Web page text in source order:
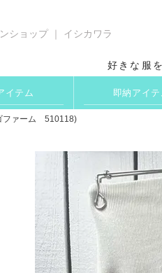
ショップ ｜ イシカワラ
好きな服
イテム 即納アイテ
ァーム 510118)